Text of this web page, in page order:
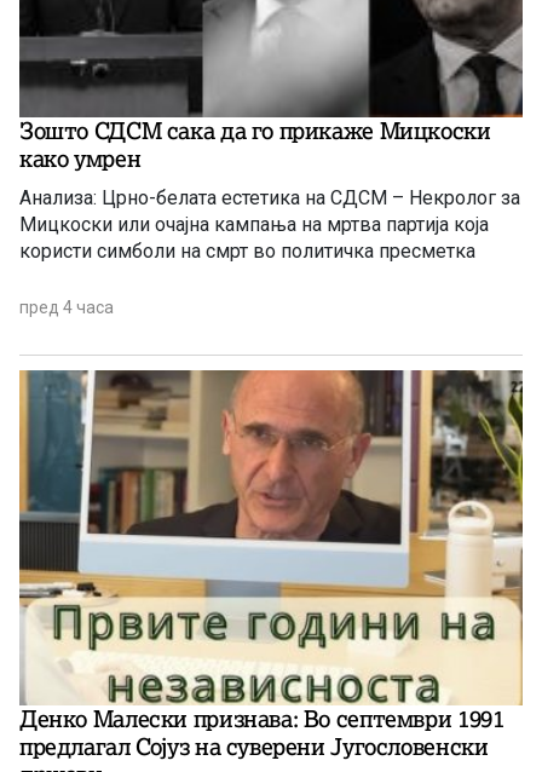
Зошто СДСМ сака да го прикаже Мицкоски
како умрен
Анализа: Црно-белата естетика на СДСМ – Некролог за
Мицкоски или очајна кампања на мртва партија која
користи симболи на смрт во политичка пресметка
пред 4 часа
Денко Малески признава: Во септември 1991
предлагал Сојуз на суверени Југословенски